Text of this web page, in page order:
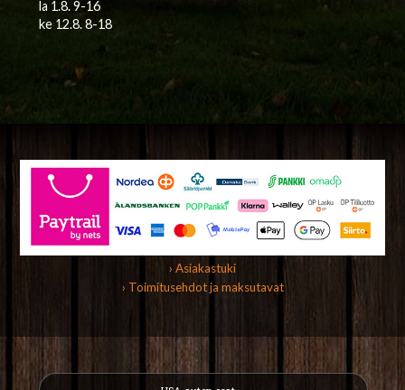
la 1.8. 9-16
ke 12.8. 8-18
› Asiakastuki
› Toimitusehdot ja maksutavat